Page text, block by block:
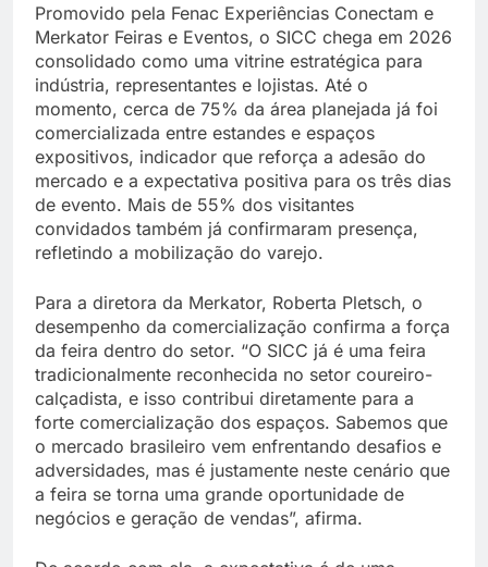
Promovido pela Fenac Experiências Conectam e
Merkator Feiras e Eventos, o SICC chega em 2026
consolidado como uma vitrine estratégica para
indústria, representantes e lojistas. Até o
momento, cerca de 75% da área planejada já foi
comercializada entre estandes e espaços
expositivos, indicador que reforça a adesão do
mercado e a expectativa positiva para os três dias
de evento. Mais de 55% dos visitantes
convidados também já confirmaram presença,
refletindo a mobilização do varejo.
Para a diretora da Merkator, Roberta Pletsch, o
desempenho da comercialização confirma a força
da feira dentro do setor. “O SICC já é uma feira
tradicionalmente reconhecida no setor coureiro-
calçadista, e isso contribui diretamente para a
forte comercialização dos espaços. Sabemos que
o mercado brasileiro vem enfrentando desafios e
adversidades, mas é justamente neste cenário que
a feira se torna uma grande oportunidade de
negócios e geração de vendas”, afirma.